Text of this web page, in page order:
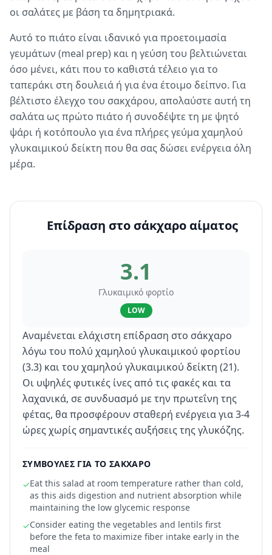
οι σαλάτες με βάση τα δημητριακά.
Αυτό το πιάτο είναι ιδανικό για προετοιμασία
γευμάτων (meal prep) και η γεύση του βελτιώνεται
όσο μένει, κάτι που το καθιστά τέλειο για το
ταπεράκι στη δουλειά ή για ένα έτοιμο δείπνο. Για
βέλτιστο έλεγχο του σακχάρου, απολαύστε αυτή τη
σαλάτα ως πρώτο πιάτο ή συνοδέψτε τη με ψητό
ψάρι ή κοτόπουλο για ένα πλήρες γεύμα χαμηλού
γλυκαιμικού δείκτη που θα σας δώσει ενέργεια όλη
μέρα.
Επίδραση στο σάκχαρο αίματος
3.1
Γλυκαιμικό φορτίο
LOW
Αναμένεται ελάχιστη επίδραση στο σάκχαρο
λόγω του πολύ χαμηλού γλυκαιμικού φορτίου
(3.3) και του χαμηλού γλυκαιμικού δείκτη (21).
Οι υψηλές φυτικές ίνες από τις φακές και τα
λαχανικά, σε συνδυασμό με την πρωτεΐνη της
φέτας, θα προσφέρουν σταθερή ενέργεια για 3-4
ώρες χωρίς σημαντικές αυξήσεις της γλυκόζης.
ΣΥΜΒΟΥΛΈΣ ΓΙΑ ΤΟ ΣΆΚΧΑΡΟ
✓Eat this salad at room temperature rather than cold,
as this aids digestion and nutrient absorption while
maintaining the low glycemic response
✓Consider eating the vegetables and lentils first
before the feta to maximize fiber intake early in the
meal